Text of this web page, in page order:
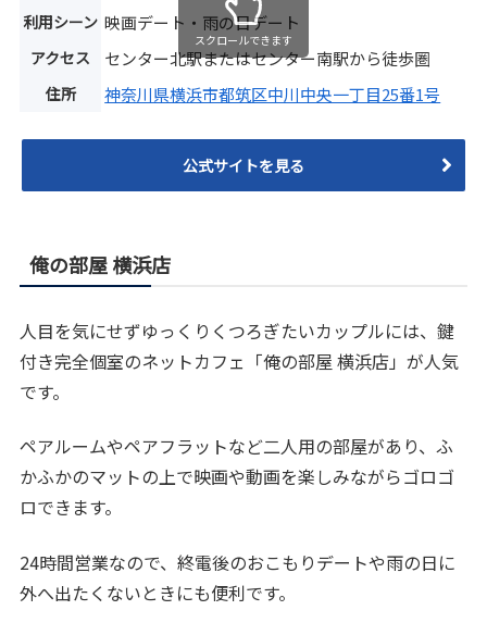
利用シーン 映画デート・雨の日デート
アクセス センター北駅またはセンター南駅から徒歩圏
住所 神奈川県横浜市都筑区中川中央一丁目25番1号
スクロールできます
公式サイトを見る
俺の部屋 横浜店
人目を気にせずゆっくりくつろぎたいカップルには、鍵
付き完全個室のネットカフェ「俺の部屋 横浜店」が人気
です。
ペアルームやペアフラットなど二人用の部屋があり、ふ
かふかのマットの上で映画や動画を楽しみながらゴロゴ
ロできます。
24時間営業なので、終電後のおこもりデートや雨の日に
外へ出たくないときにも便利です。